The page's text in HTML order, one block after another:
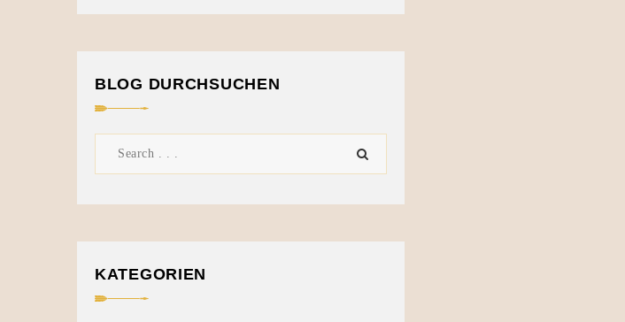
BLOG DURCHSUCHEN
KATEGORIEN